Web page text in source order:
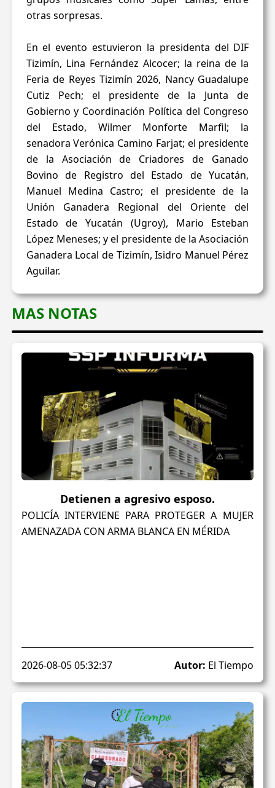
otras sorpresas.
En el evento estuvieron la presidenta del DIF
Tizimín, Lina Fernández Alcocer; la reina de la
Feria de Reyes Tizimín 2026, Nancy Guadalupe
Cutiz Pech; el presidente de la Junta de
Gobierno y Coordinación Política del Congreso
del Estado, Wilmer Monforte Marfil; la
senadora Verónica Camino Farjat; el presidente
de la Asociación de Criadores de Ganado
Bovino de Registro del Estado de Yucatán,
Manuel Medina Castro; el presidente de la
Unión Ganadera Regional del Oriente del
Estado de Yucatán (Ugroy), Mario Esteban
López Meneses; y el presidente de la Asociación
Ganadera Local de Tizimín, Isidro Manuel Pérez
Aguilar.
MAS NOTAS
Detienen a agresivo esposo.
POLICÍA INTERVIENE PARA PROTEGER A MUJER
AMENAZADA CON ARMA BLANCA EN MÉRIDA
2026-08-05 05:32:37 Autor: El Tiempo